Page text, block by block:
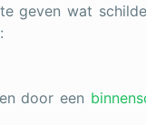
geven wat
door een